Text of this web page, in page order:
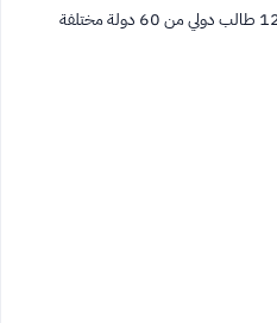
تستقبل الجامعة سنوياً ما يزيد عن 1200 طالب دولي من 60 دولة مختلفة